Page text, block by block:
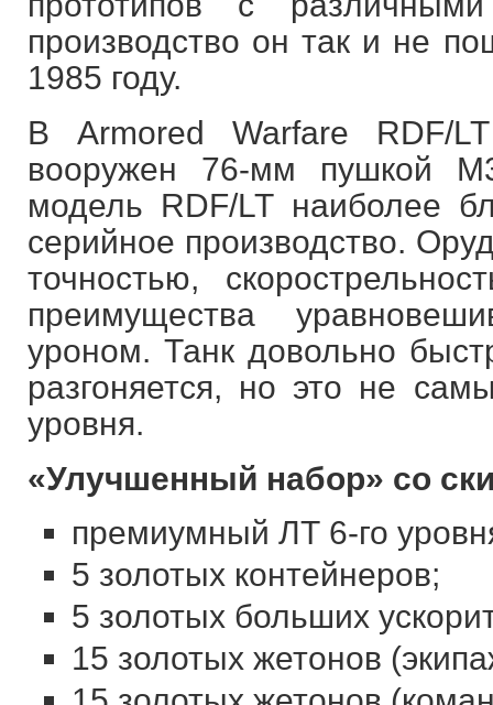
производство он так и не
1985 году.
В Armored Warfare
вооружен 76-мм пушкой
модель RDF/LT наиболее
серийное производство.
точностью,
преимущества
уроном. Танк довольно
разгоняется, но это не
уровня.
«Улучшенный набор» со
премиумный ЛТ 6-го
5 золотых контейнеров;
5 золотых больших
15 золотых жетонов